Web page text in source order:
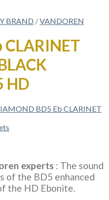
BRAND /VANDOREN
CLARINET
HD
experts : The sound
of the BD5 enhanced
the HD Ebonite.